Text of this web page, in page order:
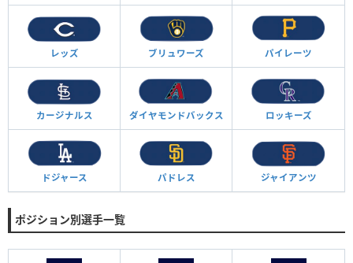
レッズ ブリュワーズ パイレーツ
カージナルス ダイヤモンドバックス ロッキーズ
ドジャース パドレス ジャイアンツ
ポジション別選手一覧